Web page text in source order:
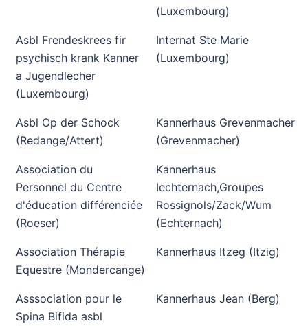
(Luxembourg)
Asbl Frendeskrees fir
psychisch krank Kanner
a Jugendlecher
(Luxembourg)
Internat Ste Marie
(Luxembourg)
Asbl Op der Schock
(Redange/Attert)
Kannerhaus Grevenmacher
(Grevenmacher)
Association du
Personnel du Centre
d'éducation différenciée
(Roeser)
Kannerhaus
Iechternach,Groupes
Rossignols/Zack/Wum
(Echternach)
Association Thérapie
Equestre (Mondercange)
Kannerhaus Itzeg (Itzig)
Asssociation pour le
Spina Bifida asbl
Kannerhaus Jean (Berg)